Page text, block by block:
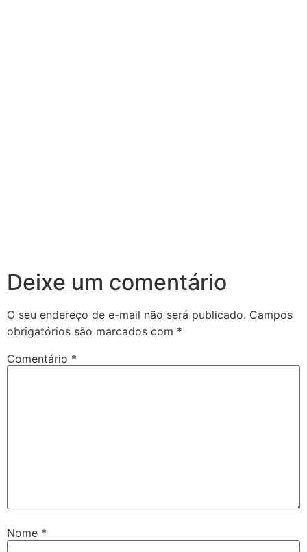
Deixe um comentário
O seu endereço de e-mail não será publicado. Campos
obrigatórios são marcados com *
Comentário *
Nome *